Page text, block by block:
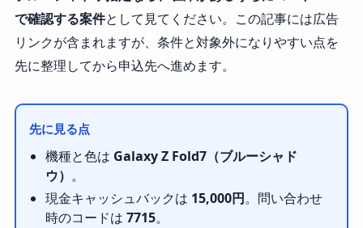
で確認する案件として見てください。この記事には広告
リンクが含まれますが、条件と対象外になりやすい点を
先に整理してから申込先へ進めます。
先に見る点
機種と色は Galaxy Z Fold7（ブルーシャド
ウ） 。
現金キャッシュバックは 15,000円。問い合わせ
時のコードは 7715。